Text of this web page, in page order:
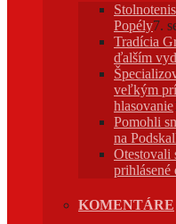
Popély7.
Tradícia
ďalším
veľkým
hlasovanie
Pomohli
na
Otestovali
prihlásené
KOMENTÁRE